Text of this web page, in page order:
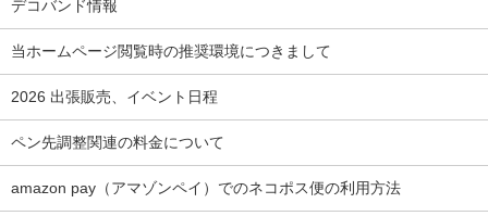
デコバンド情報
当ホームページ閲覧時の推奨環境につきまして
2026 出張販売、イベント日程
ペン先調整関連の料金について
amazon pay（アマゾンペイ）でのネコポス便の利用方法